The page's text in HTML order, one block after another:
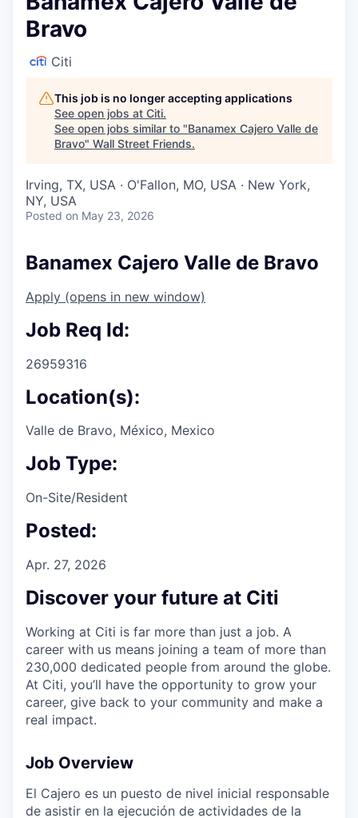
Bravo
Citi
This job is no longer accepting applications
See open jobs at Citi.
See open jobs similar to "Banamex Cajero Valle de
Bravo" Wall Street Friends.
Irving, TX, USA · O'Fallon, MO, USA · New York,
NY, USA
Posted on May 23, 2026
Banamex Cajero Valle de Bravo
Apply (opens in new window)
Job Req Id:
26959316
Location(s):
Valle de Bravo, México, Mexico
Job Type:
On-Site/Resident
Posted:
Apr. 27, 2026
Discover your future at Citi
Working at Citi is far more than just a job. A
career with us means joining a team of more than
230,000 dedicated people from around the globe.
At Citi, you’ll have the opportunity to grow your
career, give back to your community and make a
real impact.
Job Overview
El Cajero es un puesto de nivel inicial responsable
de asistir en la ejecución de actividades de la